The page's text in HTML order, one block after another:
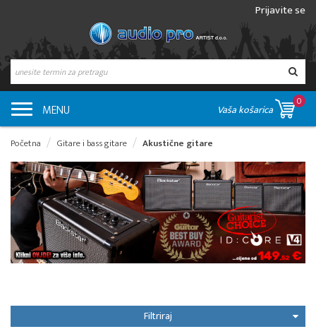
Prijavite se
MENU Vaša košarica
0
Početna Gitare i bass gitare Akustične gitare
Filtriraj